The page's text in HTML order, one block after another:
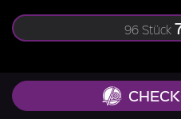
96 Stück
Zu allen Gerichten liefern